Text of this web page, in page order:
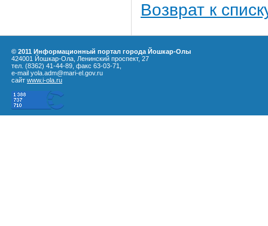
Возврат к
© 2011 Информационный портал города Йошкар-Олы
424001 Йошкар-Ола, Ленинский проспект, 27
тел. (8362) 41-44-89, факс 63-03-71,
e-mail yola.adm@mari-el.gov.ru
сайт www.i-ola.ru